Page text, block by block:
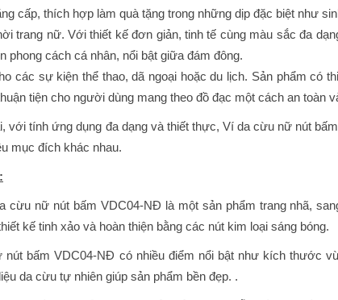
cấp, thích hợp làm quà tặng trong những dịp đặc biệt như
trang nữ. Với thiết kế đơn giản, tinh tế cùng màu sắc đa
phong cách cá nhân, nổi bật giữa đám đông.
các sự kiện thể thao, dã ngoại hoặc du lịch. Sản phẩm có
tiện cho người dùng mang theo đồ đạc một cách an toàn
với tính ứng dụng đa dạng và thiết thực, Ví da cừu nữ nút
mục đích khác nhau.
cừu nữ nút bấm VDC04-NĐ là một sản phẩm trang nhã,
kế tinh xảo và hoàn thiện bằng các nút kim loại sáng bóng.
bấm VDC04-NĐ có nhiều điểm nổi bật như kích thước
da cừu tự nhiên giúp sản phẩm bền đẹp. .